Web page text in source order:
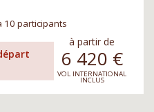
10 participants
à partir de
6 420 €
VOL INTERNATIONAL
INCLUS